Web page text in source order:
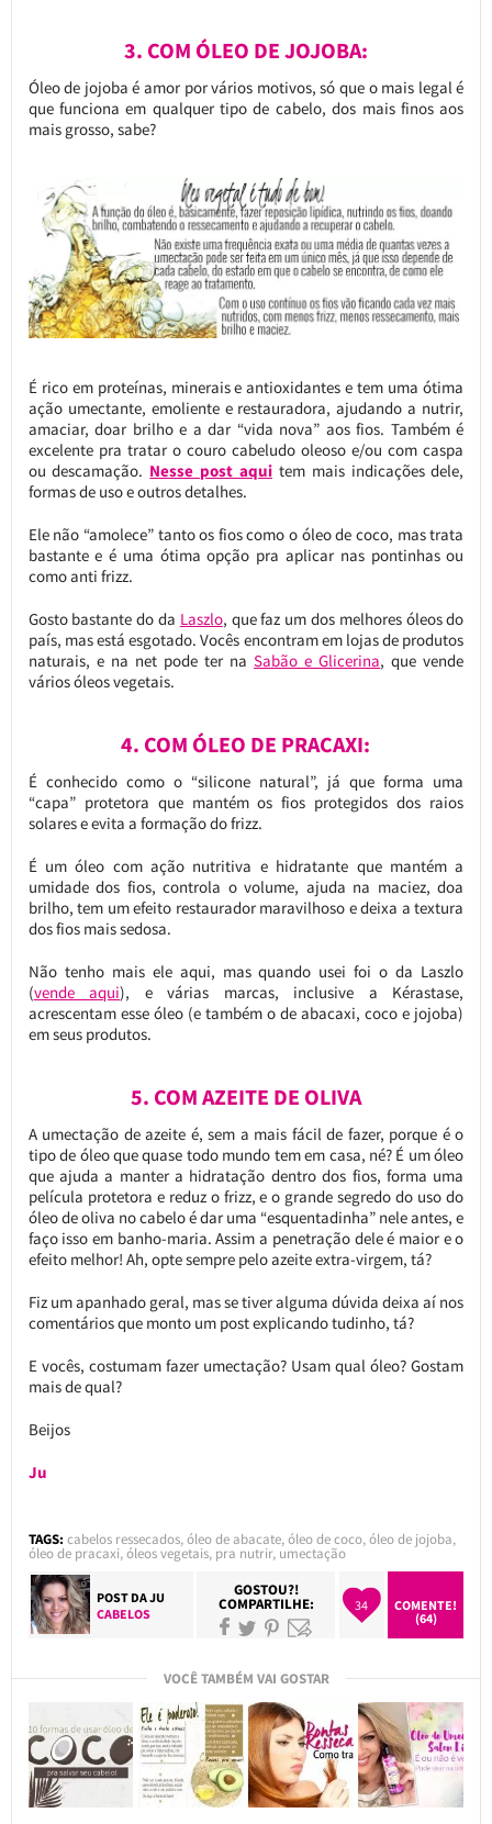
3. COM ÓLEO DE JOJOBA:
Óleo de jojoba é amor por vários motivos, só que o mais legal é
que funciona em qualquer tipo de cabelo, dos mais finos aos
mais grosso, sabe?
É rico em proteínas, minerais e antioxidantes e tem uma ótima
ação umectante, emoliente e restauradora, ajudando a nutrir,
amaciar, doar brilho e a dar “vida nova” aos fios. Também é
excelente pra tratar o couro cabeludo oleoso e/ou com caspa
ou descamação. Nesse post aqui tem mais indicações dele,
formas de uso e outros detalhes.
Ele não “amolece” tanto os fios como o óleo de coco, mas trata
bastante e é uma ótima opção pra aplicar nas pontinhas ou
como anti frizz.
Gosto bastante do da Laszlo, que faz um dos melhores óleos do
país, mas está esgotado. Vocês encontram em lojas de produtos
naturais, e na net pode ter naSabão e Glicerina, que vende
vários óleos vegetais.
4. COM ÓLEO DE PRACAXI:
É conhecido como o “silicone natural”, já que forma uma
“capa” protetora que mantém os fios protegidos dos raios
solares e evita a formação do frizz.
É um óleo com ação nutritiva e hidratante que mantém a
umidade dos fios, controla o volume, ajuda na maciez, doa
brilho, tem um efeito restaurador maravilhoso e deixa a textura
dos fios mais sedosa.
Não tenho mais ele aqui, mas quando usei foi o da Laszlo
(vende aqui), e várias marcas, inclusive a Kérastase,
acrescentam esse óleo (e também o de abacaxi, coco e jojoba)
em seus produtos.
5. COM AZEITE DE OLIVA
A umectação de azeite é, sem a mais fácil de fazer, porque é o
tipo de óleo que quase todo mundo tem em casa, né? É um óleo
que ajuda a manter a hidratação dentro dos fios, forma uma
película protetora e reduz o frizz, e o grande segredo do uso do
óleo de oliva no cabelo é dar uma “esquentadinha” nele antes, e
faço isso em banho-maria. Assim a penetração dele é maior e o
efeito melhor! Ah, opte sempre pelo azeite extra-virgem, tá?
Fiz um apanhado geral, mas se tiver alguma dúvida deixa aí nos
comentários que monto um post explicando tudinho, tá?
E vocês, costumam fazer umectação? Usam qual óleo? Gostam
mais de qual?
Beijos
Ju
TAGS: cabelos ressecados,óleo de abacate,óleo de coco,óleo de jojoba,
óleo de pracaxi,óleos vegetais, pra nutrir, umectação
POST DAJU
CABELOS
GOSTOU?!
COMPARTILHE: 34
COMENTE!
(64)
VOCÊ TAMBÉM VAI GOSTAR